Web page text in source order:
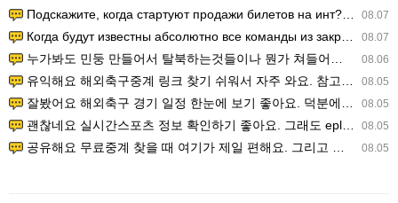
08.07
Подскажите, когда стартуют продажи билетов на инт? https://g…
08.07
Когда будут известны абсолютно все команды из закрытых квали…
08.06
누가봐도 민둥 만들어서 탈북하는것들이나 뭔가 쳐들어오는 낌새를 미리 알아차리기 위함이지 저걸 전쟁준비라고 하…
08.05
유익해요 해외축구중계 링크 찾기 쉬워서 자주 와요. 참고로 무료스포츠중계 정보 확인할 때 출처 꼭 체크해요.…
08.05
잘봤어요 해외축구 경기 일정 한눈에 보기 좋아요. 덕분에 epl중계 볼 때 공식 중계 채널 먼저 찾아봐요. …
08.05
괜찮네요 실시간스포츠 정보 확인하기 좋아요. 그래도 epl중계 볼 때 공식 중계 채널 먼저 찾아봐요. 북마크…
08.05
공유해요 무료중계 찾을 때 여기가 제일 편해요. 그리고 무료스포츠중계 정보 확인할 때 출처 꼭 체크해요. 앞…